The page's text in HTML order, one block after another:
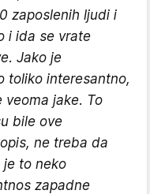
zaposlenih ljudi i
i ida se vrate
Jako je
toliko interesantno,
jake. To
bile ove
ne treba da
to neko
zapadne